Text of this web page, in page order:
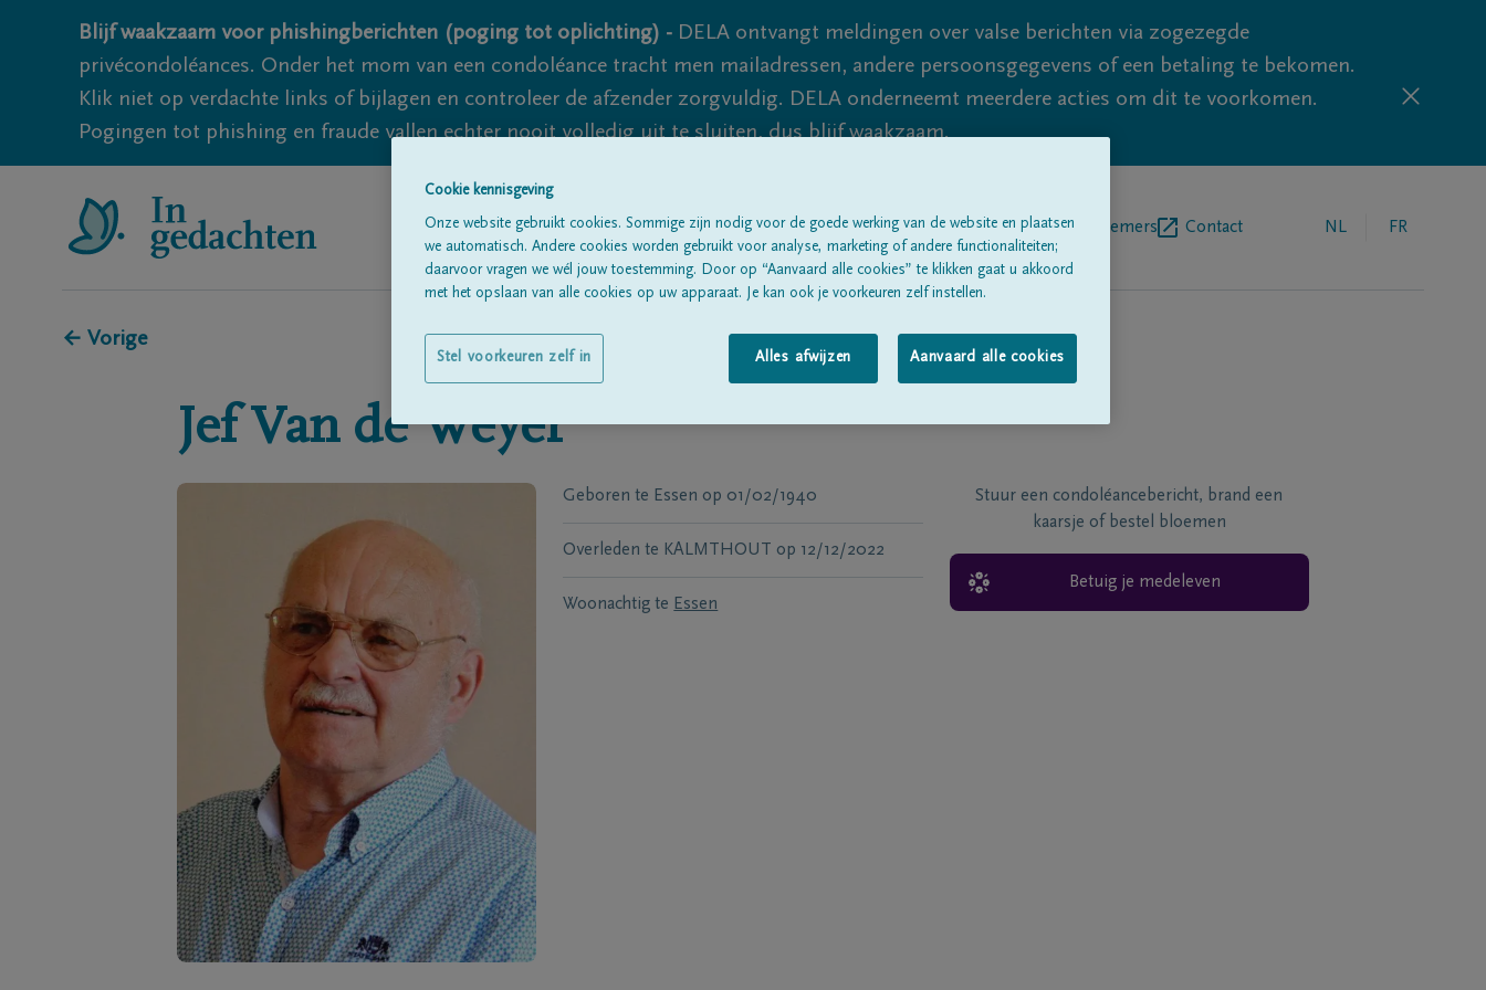
Blijf waakzaam voor phishingberichten (poging tot oplichting) - DELA ontvangt meldingen over valse berichten via zogezegde
privécondoléances. Onder het mom van een condoléance tracht men mailadressen, andere persoonsgegevens of een betaling te bekomen.
Klik niet op verdachte links of bijlagen en controleer de afzender zorgvuldig. DELA onderneemt meerdere acties om dit te voorkomen.
Pogingen tot phishing en fraude vallen echter nooit volledig uit te sluiten, dus blijf waakzaam.
Alle rouwberichtenOver onsBegrafenisondernemers Contact NL FR
← Vorige
Jef Van de Weyer
Geboren te Essen op 01/02/1940
Overleden te KALMTHOUT op 12/12/2022
Woonachtig te Essen
Stuur een condoléancebericht, brand een
kaarsje of bestel bloemen
Betuig je medeleven
Cookie kennisgeving
Onze website gebruikt cookies. Sommige zijn nodig voor de goede werking van de website en plaatsen
we automatisch. Andere cookies worden gebruikt voor analyse, marketing of andere functionaliteiten;
daarvoor vragen we wél jouw toestemming. Door op “Aanvaard alle cookies” te klikken gaat u akkoord
met het opslaan van alle cookies op uw apparaat. Je kan ook je voorkeuren zelf instellen.
Alles afwijzen Aanvaard alle cookies
Stel voorkeuren zelf in